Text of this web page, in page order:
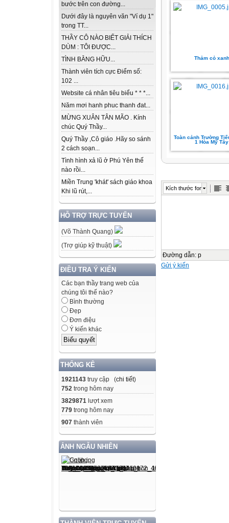
bước trên con đường...
Dưới đây là nguyên văn "Ví dụ 1"
trong TT...
THẦY CÔ NÀO BIẾT GIẢI THÍCH
DÙM : TÔI ĐƯỢC...
TÌNH BẰNG HỮU...
Thành viên tích cực Điểm số:
102 ...
Website cá nhân tiêu biểu * * *...
Năm mơi hanh phuc thanh đat...
MỪNG XUÂN TÂN MÃO . Kính
chúc Quý Thầy...
Quý Thầy ,Cô giáo .Hãy so sánh
2 cách soạn...
Tình hình xả lũ ở Phú Yên thế
nào rồi...
Miền Trung 'khát' sách giáo khoa
Khi lũ rút,...
HỖ TRỢ TRỰC TUYẾN
(Võ Thành Quang)
(Trợ giúp kỹ thuật)
ĐIỀU TRA Ý KIẾN
Các bạn thầy trang web của
chúng tôi thế nào?
Bình thường
Đẹp
Đơn điệu
Ý kiến khác
THỐNG KÊ
1921143 truy cập (chi tiết)
752 trong hôm nay
3829871 lượt xem
779 trong hôm nay
907 thành viên
ẢNH NGẪU NHIÊN
Thảm cỏ xanh
Toàn cảnh Trường
1 Hòa Mỹ Tây
Kích thước font
Đường dẫn: p
Gửi ý kiến